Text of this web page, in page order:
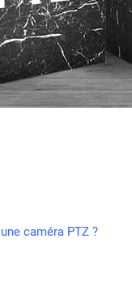
caméra PTZ ?